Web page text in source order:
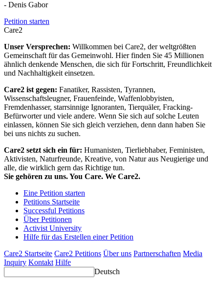
- Denis Gabor
Petition starten
Care2
Unser Versprechen: Willkommen bei Care2, der weltgrößten
Gemeinschaft für das Gemeinwohl. Hier finden Sie 45 Millionen
ähnlich denkende Menschen, die sich für Fortschritt, Freundlichkeit
und Nachhaltigkeit einsetzen.
Care2 ist gegen: Fanatiker, Rassisten, Tyrannen,
Wissenschaftsleugner, Frauenfeinde, Waffenlobbyisten,
Fremdenhasser, starrsinnige Ignoranten, Tierquäler, Fracking-
Befürworter und viele andere. Wenn Sie sich auf solche Leuten
einlassen, können Sie sich gleich verziehen, denn dann haben Sie
bei uns nichts zu suchen.
Care2 setzt sich ein für: Humanisten, Tierliebhaber, Feministen,
Aktivisten, Naturfreunde, Kreative, von Natur aus Neugierige und
alle, die wirklich gern das Richtige tun.
Sie gehören zu uns. You Care. We Care2.
Eine Petition starten
Petitions Startseite
Successful Petitions
Über Petitionen
Activist University
Hilfe für das Erstellen einer Petition
Care2 Startseite Care2 Petitions Über uns Partnerschaften Media
Inquiry Kontakt Hilfe
Deutsch